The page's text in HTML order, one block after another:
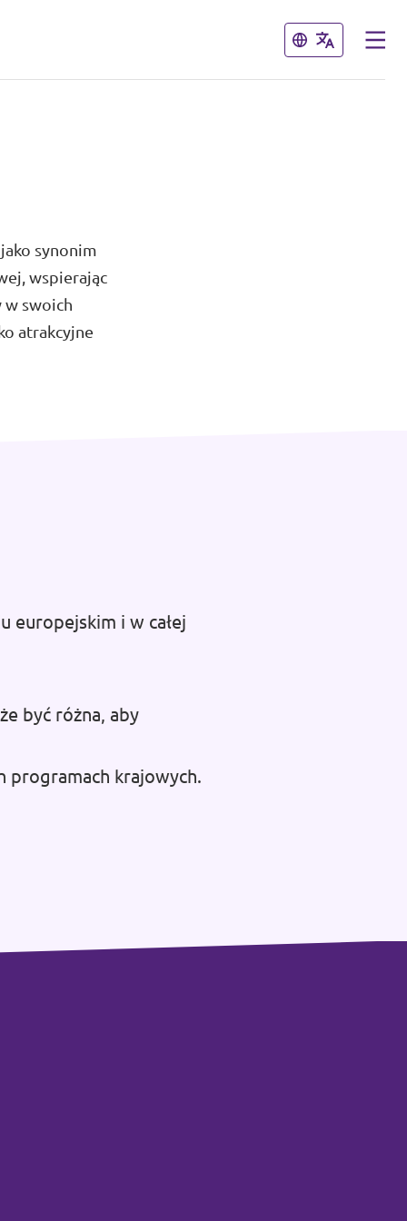
Zamknij
Zamknij
synonim
wspierając
w swoich
atrakcyjne
europejskim i w całej
być różna, aby
programach krajowych.